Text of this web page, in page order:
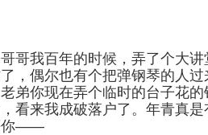
我百年的时候，弄了个大讲
，偶尔也有个把弹钢琴的人过
你现在弄个临时的台子花的
看来我成破落户了。年青真
你——